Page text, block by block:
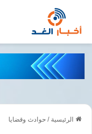
الرئيسية / حوادث وقضايا